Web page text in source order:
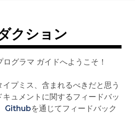
クション
グラマ ガイドへようこそ！
プミス、含まれるべきだと思う
キュメントに関するフィードバッ
Githubを通じてフィードバック